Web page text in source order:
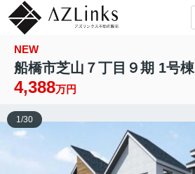
NEW
船橋市芝山７丁目９期 1号棟
4,388万円
1/30